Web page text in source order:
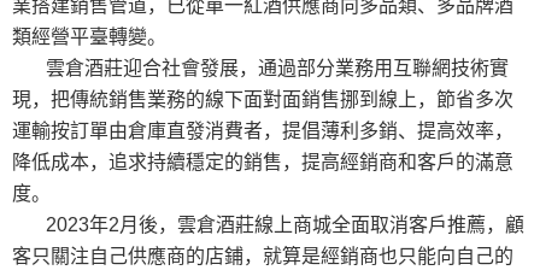
業搭建銷售管道，已從單一紅酒供應商向多品類、多品牌酒
類經營平臺轉變。
雲倉酒莊迎合社會發展，通過部分業務用互聯網技術實
現，把傳統銷售業務的線下面對面銷售挪到線上，節省多次
運輸按訂單由倉庫直發消費者，提倡薄利多銷、提高效率，
降低成本，追求持續穩定的銷售，提高經銷商和客戶的滿意
度。
2023年2月後，雲倉酒莊線上商城全面取消客戶推薦，顧
客只關注自己供應商的店鋪，就算是經銷商也只能向自己的